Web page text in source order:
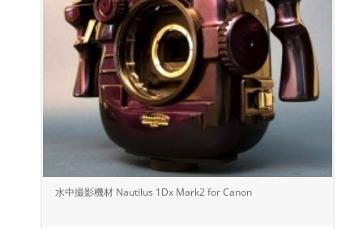
水中撮影機材 Nautilus 1Dx Mark2 for Canon